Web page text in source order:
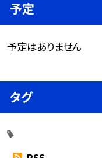
予定
予定はありません
タグ